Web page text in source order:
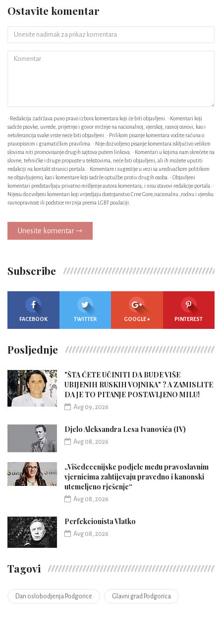
Ostavite komentar
• Redakcija zadržava puno pravo izbora komentara koji će biti objavljeni. • Komentari koji
sadrže psovke, uvrede, prijetnje i govor mržnje na nacionalnoj, vjerskoj, rasnoj osnovi, kao i
netolerancija svake vrste neće biti objavljeni. • Prilikom pisanje komentara vodite računa o
pravopisnim i gramatičkim pravilima. • Nije dozvoljeno pisanje komentara isključivo velikim
slovima niti promovisanje drugih sajtova putem linkova. • Komentari u kojima nam skrećete na
slovne, tehničke i druge propuste u tekstovima, neće biti objavljeni, ali ih možete uputiti
redakciji na kontakt stranici portala. • Komentare i sugestije u vezi sa uređivačkom politikom
ne objavljujemo, kao i komentare koji sadrže optužbe protiv drugih osoba. • Objavljeni
komentari predstavljaju privatno mišljenje autora komentara, i nisu stavovi redakcije portala. •
Nijesu dozvoljeni komentari koji vrijedjaju dostojanstvo Crne Gore,nacionalnu ,rodnu i vjersku
ravnopravnost ili podstice mrznja prema LGBT poulaciji.
Unesite komentar ⇾
Subscribe
FACEBOOK TWITTER GOOGLE + PINTEREST
Posljednje
"ŠTA ĆETE UČINITI DA BUDE VIŠE
UBIJENIH RUSKIH VOJNIKA" ? A ZAMISLITE
DA JE TO PITANJE POSTAVLJENO MILU!
Avg 09, 2026
Djelo Aleksandra Lesa Ivanovića (IV)
Avg 08, 2026
„Višedecenijske podjele među pravoslavnim
vjernicima zahtijevaju pravedno i kanonski
utemeljeno rješenje“
Avg 08, 2026
Perfekcionista Vlatko
Avg 08, 2026
Tagovi
Dan oslobodjenja Podgorice Glavni grad Podgorica